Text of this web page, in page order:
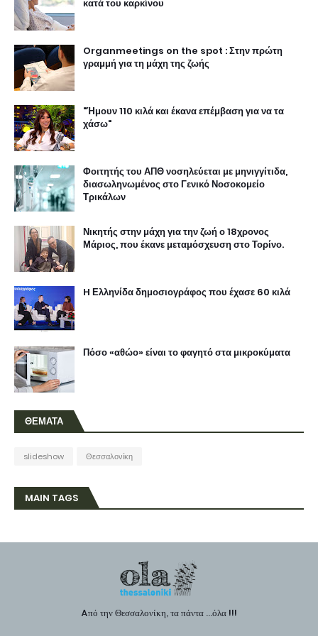
κατά του καρκίνου
Organmeetings on the spot : Στην πρώτη
γραμμή για τη μάχη της ζωής
"Ήμουν 110 κιλά και έκανα επέμβαση για να τα
χάσω"
Φοιτητής του ΑΠΘ νοσηλεύεται με μηνιγγίτιδα,
διασωληνωμένος στο Γενικό Νοσοκομείο
Τρικάλων
Νικητής στην μάχη για την ζωή ο 18χρονος
Μάριος, που έκανε μεταμόσχευση στο Τορίνο.
H Ελληνίδα δημοσιογράφος που έχασε 60 κιλά
Πόσο «αθώο» είναι το φαγητό στα μικροκύματα
ΘΕΜΑΤΑ
slideshow Θεσσαλονίκη
MAIN TAGS
Aπό την Θεσσαλονίκη, τα πάντα ...όλα !!!